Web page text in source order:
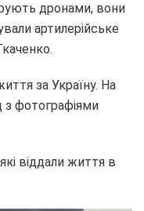
дронами, вони
артилерійське
за Україну. На
з фотографіями
віддали життя в